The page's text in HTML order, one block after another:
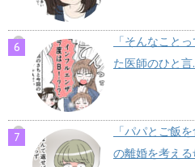
「そんなこと
た医師のひと
「パパとご飯
の離婚を考える